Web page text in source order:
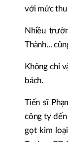
với mức thu
Nhiều
Thành...
Không chỉ
bách.
Tiến sĩ
công ty
gọt kim